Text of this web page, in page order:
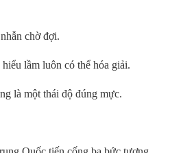
chờ đợi.
lầm luôn có thể hóa giải.
là một thái độ đúng mực.